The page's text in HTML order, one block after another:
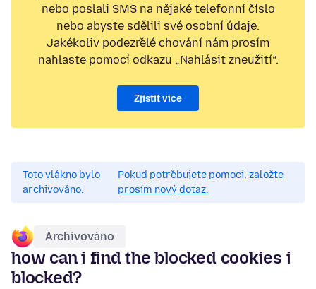
nebo poslali SMS na nějaké telefonní číslo
nebo abyste sdělili své osobní údaje.
Jakékoliv podezřelé chování nám prosím
nahlaste pomocí odkazu „Nahlásit zneužití“.
Zjistit více
Toto vlákno bylo
archivováno.
Pokud potřebujete pomoci, založte
prosím nový dotaz.
Archivováno
how can i find the blocked cookies i
blocked?